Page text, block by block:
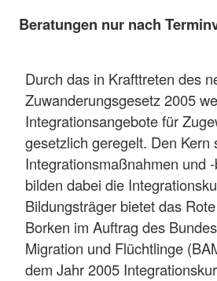
Beratungen nur nach
Durch das in Krafttreten des
Zuwanderungsgesetz 2005
Integrationsangebote für
gesetzlich geregelt. Den Kern
Integrationsmaßnahmen und
bilden dabei die
Bildungsträger bietet das
Borken im Auftrag des
Migration und Flüchtlinge
dem Jahr 2005